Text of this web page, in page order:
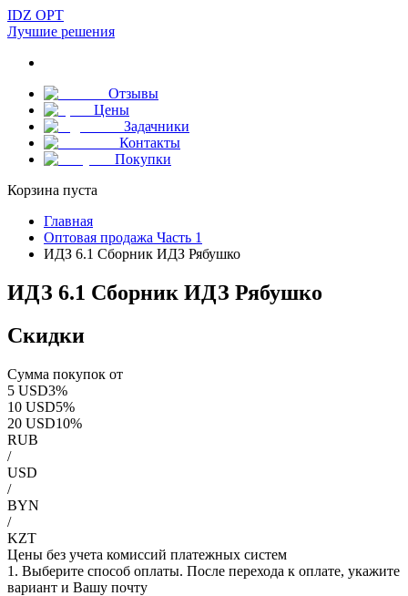
IDZ OPT
Лучшие решения
Отзывы
Цены
Задачники
Контакты
Покупки
Корзина пуста
Главная
Оптовая продажа Часть 1
ИДЗ 6.1 Сборник ИДЗ Рябушко
ИДЗ 6.1 Сборник ИДЗ Рябушко
Скидки
Сумма покупок от
5 USD3%
10 USD5%
20 USD10%
RUB
/
USD
/
BYN
/
KZT
Цены без учета комиссий платежных систем
1. Выберите способ оплаты. После перехода к оплате, укажите
вариант и Вашу почту